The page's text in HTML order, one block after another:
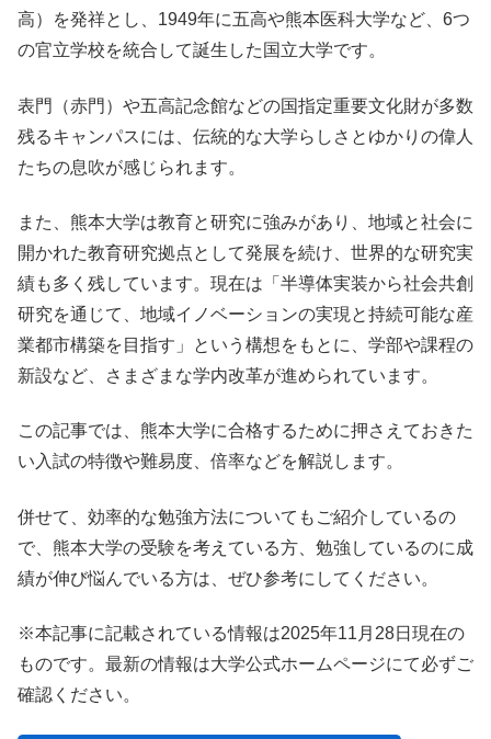
高）を発祥とし、1949年に五高や熊本医科大学など、6つ
の官立学校を統合して誕生した国立大学です。
表門（赤門）や五高記念館などの国指定重要文化財が多数
残るキャンパスには、伝統的な大学らしさとゆかりの偉人
たちの息吹が感じられます。
また、熊本大学は教育と研究に強みがあり、地域と社会に
開かれた教育研究拠点として発展を続け、世界的な研究実
績も多く残しています。現在は「半導体実装から社会共創
研究を通じて、地域イノベーションの実現と持続可能な産
業都市構築を目指す」という構想をもとに、学部や課程の
新設など、さまざまな学内改革が進められています。
この記事では、熊本大学に合格するために押さえておきた
い入試の特徴や難易度、倍率などを解説します。
併せて、効率的な勉強方法についてもご紹介しているの
で、熊本大学の受験を考えている方、勉強しているのに成
績が伸び悩んでいる方は、ぜひ参考にしてください。
※本記事に記載されている情報は2025年11月28日現在の
ものです。最新の情報は大学公式ホームページにて必ずご
確認ください。